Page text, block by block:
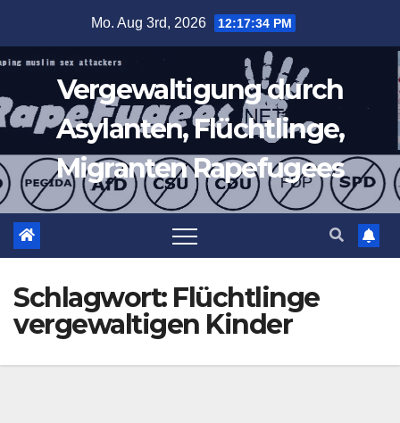
springen
Mo. Aug 3rd, 2026 12:17:36 PM
Vergewaltigung durch
Asylanten, Flüchtlinge,
Migranten Rapefugees
Schlagwort: Flüchtlinge
vergewaltigen Kinder